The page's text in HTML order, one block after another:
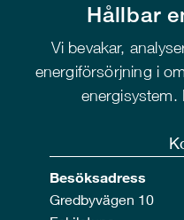
Hållbar
Vi bevakar,
energiförsörjning i
energisystem.
Besöksadress
Gredbyvägen 10